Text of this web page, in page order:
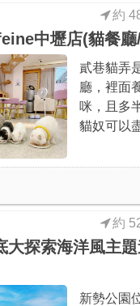
中壢店(貓餐
約
貳巷貓弄
廳，裡面
咪，且多
貓奴可以
大探索海洋風主
約
新勢公園